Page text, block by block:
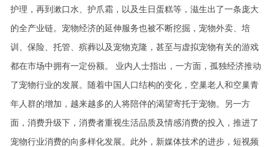
护理，再到漱口水、护爪霜，以及生日蛋糕等，滋生出了一条庞大
的全产业链。宠物经济的延伸服务也被不断挖掘，宠物外卖、培
训、保险、托管、殡葬以及宠物克隆，甚至与虚拟宠物有关的游戏
都在市场中拥有一定份额。 业内人士指出，一方面，孤独经济推动
了宠物行业的发展。随着中国人口结构的变化，空巢老人和空巢青
年人群的增加，越来越多的人将陪伴的渴望寄托于宠物。另一方
面，消费升级下，消费者重视生活品质及情感消费的投入，推进了
宠物行业消费的向多样化发展。此外，新媒体技术的进步，短视频